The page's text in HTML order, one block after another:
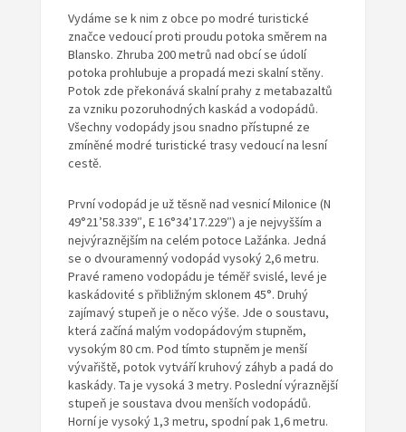
Vydáme se k nim z obce po modré turistické
značce vedoucí proti proudu potoka směrem na
Blansko. Zhruba 200 metrů nad obcí se údolí
potoka prohlubuje a propadá mezi skalní stěny.
Potok zde překonává skalní prahy z metabazaltů
za vzniku pozoruhodných kaskád a vodopádů.
Všechny vodopády jsou snadno přístupné ze
zmíněné modré turistické trasy vedoucí na lesní
cestě.
První vodopád je už těsně nad vesnicí Milonice (N
49°21’58.339″, E 16°34’17.229″) a je nejvyšším a
nejvýraznějším na celém potoce Lažánka. Jedná
se o dvouramenný vodopád vysoký 2,6 metru.
Pravé rameno vodopádu je téměř svislé, levé je
kaskádovité s přibližným sklonem 45°. Druhý
zajímavý stupeň je o něco výše. Jde o soustavu,
která začíná malým vodopádovým stupněm,
vysokým 80 cm. Pod tímto stupněm je menší
vývařiště, potok vytváří kruhový záhyb a padá do
kaskády. Ta je vysoká 3 metry. Poslední výraznější
stupeň je soustava dvou menších vodopádů.
Horní je vysoký 1,3 metru, spodní pak 1,6 metru.